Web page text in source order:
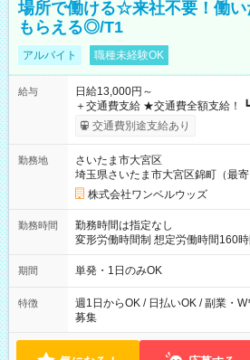
場所で働ける☆来社不要！働い
もらえる◎/T1
アルバイト 職種未経験OK
給与
日給13,000円～
＋交通費支給 ★交通費全額支給！ ┗案件により規定あり ★日払
いOK！（規定あり） ┗働いたその
ンビニATMから 日払い分を引き落とせます！
交通費別途支給あり
勤務地
さいたま市大宮区
埼玉県さいたま市大宮区錦町（最寄
株式会社ワンベルウッズ
勤務時間
勤務時間は指定なし
変形労働時間制 想定労働時間160時間/月 【シフト例】
～21：00
期間 単発・1日のみOK
特徴
週1日からOK / 日払いOK / 副業・
募集